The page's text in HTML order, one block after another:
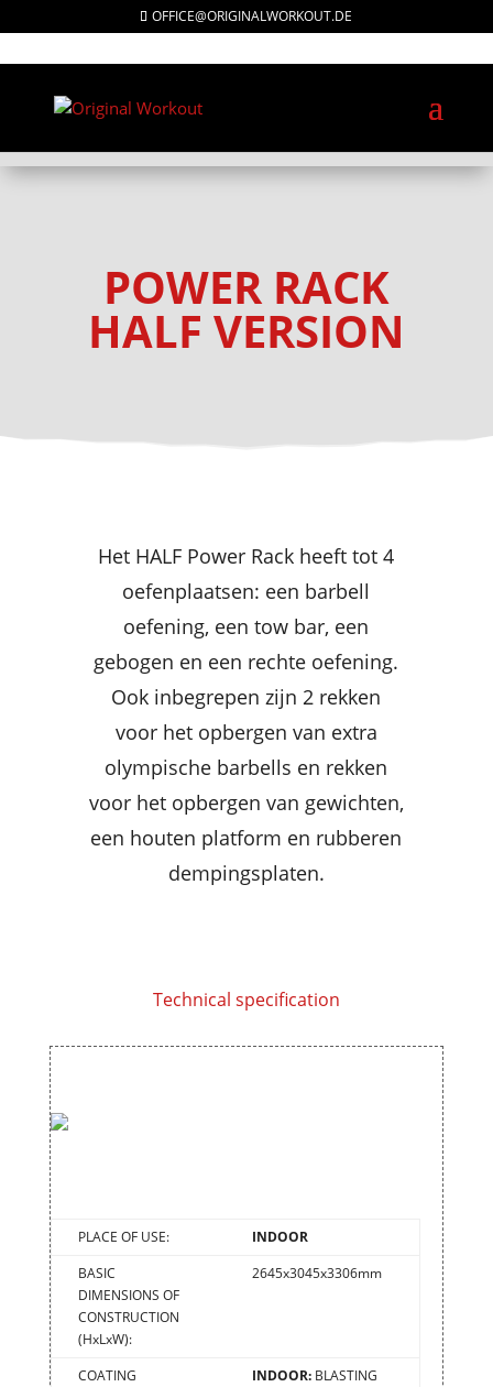
OFFICE@ORIGINALWORKOUT.DE
KIES PRODUCT:
POWER RACK
HALF VERSION
Het HALF Power Rack heeft tot 4
oefenplaatsen: een barbell
oefening, een tow bar, een
gebogen en een rechte oefening.
Ook inbegrepen zijn 2 rekken
voor het opbergen van extra
olympische barbells en rekken
voor het opbergen van gewichten,
een houten platform en rubberen
dempingsplaten.
Technical specification
PLACE OF USE:
INDOOR
BASIC
DIMENSIONS OF
CONSTRUCTION
(HxLxW):
2645x3045x3306mm
COATING
INDOOR: BLASTING